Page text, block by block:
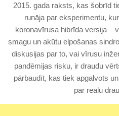
2015. gada raksts, kas šobrīd
runāja par eksperimentu,
koronavīrusa hibrīda versija –
smagu un akūtu elpošanas
diskusijas par to, vai vīrusu
pandēmijas risku, ir draudu
pārbaudīt, kas tiek apgalvots
par reālu